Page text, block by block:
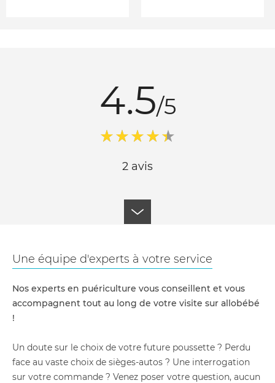
4.5/5
2 avis
Une équipe d'experts à votre service
Nos experts en puériculture vous conseillent et vous
accompagnent tout au long de votre visite sur allobébé
!
Un doute sur le choix de votre future poussette ? Perdu
face au vaste choix de sièges-autos ? Une interrogation
sur votre commande ? Venez poser votre question, aucun